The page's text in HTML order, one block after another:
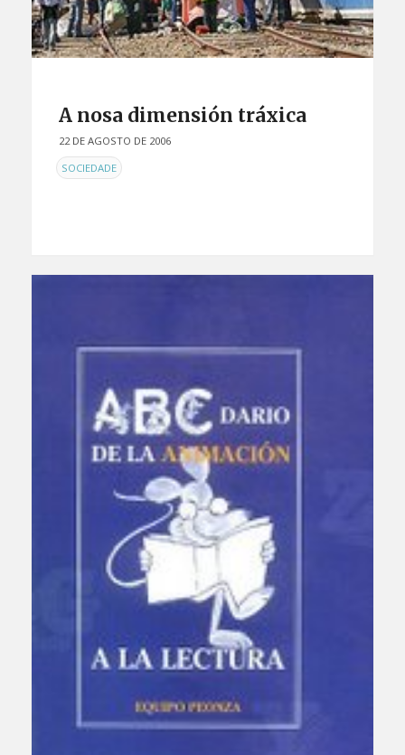
A nosa dimensión tráxica
22 DE AGOSTO DE 2006
ENSOCIEDADE